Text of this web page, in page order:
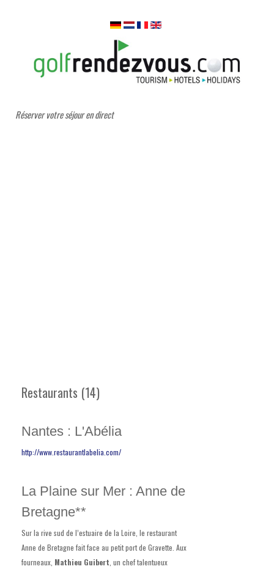
Réserver votre séjour en direct
Restaurants (14)
Nantes : L'Abélia
http://www.restaurantlabelia.com/
La Plaine sur Mer : Anne de
Bretagne**
Sur la rive sud de l’estuaire de la Loire, le restaurant
Anne de Bretagne fait face au petit port de Gravette. Aux
fourneaux, Mathieu Guibert , un chef talentueux